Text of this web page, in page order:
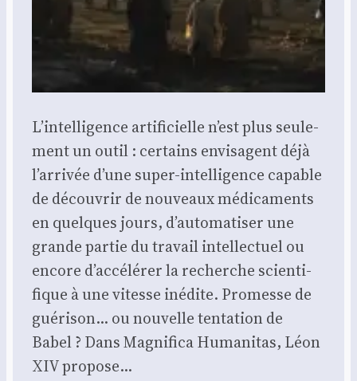
L’intelligence arti­fi­cielle n’est plus seule­
ment un outil : cer­tains envi­sagent déjà
l’arrivée d’une super-intel­li­gence capable
de décou­vrir de nou­veaux médi­ca­ments
en quelques jours, d’automatiser une
grande par­tie du tra­vail intel­lec­tuel ou
encore d’accélérer la recherche scien­ti­
fique à une vitesse inédite. Pro­messe de
gué­ri­son… ou nou­velle ten­ta­tion de
Babel ? Dans Magni­fi­ca Huma­ni­tas, Léon
XIV pro­pose…